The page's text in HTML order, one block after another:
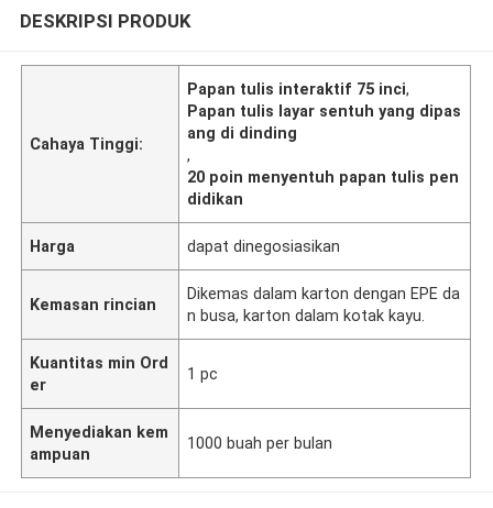
DESKRIPSI PRODUK
Cahaya Tinggi:
Papan tulis interaktif 75 inci,
Papan tulis layar sentuh yang dipas
ang di dinding
,
20 poin menyentuh papan tulis pen
didikan
Harga dapat dinegosiasikan
Kemasan rincian
Dikemas dalam karton dengan EPE da
n busa, karton dalam kotak kayu.
Kuantitas min Ord
er
1 pc
Menyediakan kem
ampuan
1000 buah per bulan